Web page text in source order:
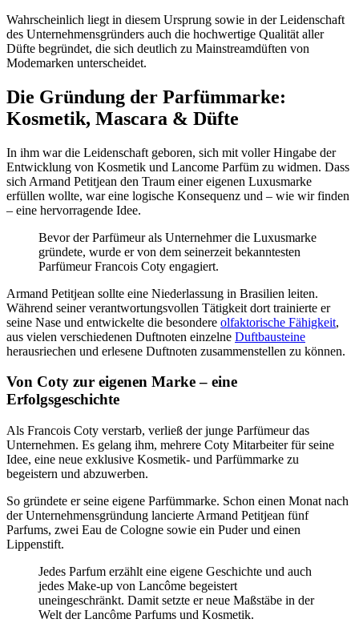
Wahrscheinlich liegt in diesem Ursprung sowie in der Leidenschaft
des Unternehmensgründers auch die hochwertige Qualität aller
Düfte begründet, die sich deutlich zu Mainstreamdüften von
Modemarken unterscheidet.
Die Gründung der Parfümmarke:
Kosmetik, Mascara & Düfte
In ihm war die Leidenschaft geboren, sich mit voller Hingabe der
Entwicklung von Kosmetik und Lancome Parfüm zu widmen. Dass
sich Armand Petitjean den Traum einer eigenen Luxusmarke
erfüllen wollte, war eine logische Konsequenz und – wie wir finden
– eine hervorragende Idee.
Bevor der Parfümeur als Unternehmer die Luxusmarke
gründete, wurde er von dem seinerzeit bekanntesten
Parfümeur Francois Coty engagiert.
Armand Petitjean sollte eine Niederlassung in Brasilien leiten.
Während seiner verantwortungsvollen Tätigkeit dort trainierte er
seine Nase und entwickelte die besondere olfaktorische Fähigkeit,
aus vielen verschiedenen Duftnoten einzelne Duftbausteine
herausriechen und erlesene Duftnoten zusammenstellen zu können.
Von Coty zur eigenen Marke – eine
Erfolgsgeschichte
Als Francois Coty verstarb, verließ der junge Parfümeur das
Unternehmen. Es gelang ihm, mehrere Coty Mitarbeiter für seine
Idee, eine neue exklusive Kosmetik- und Parfümmarke zu
begeistern und abzuwerben.
So gründete er seine eigene Parfümmarke. Schon einen Monat nach
der Unternehmensgründung lancierte Armand Petitjean fünf
Parfums, zwei Eau de Cologne sowie ein Puder und einen
Lippenstift.
Jedes Parfum erzählt eine eigene Geschichte und auch
jedes Make-up von Lancôme begeistert
uneingeschränkt. Damit setzte er neue Maßstäbe in der
Welt der Lancôme Parfums und Kosmetik.